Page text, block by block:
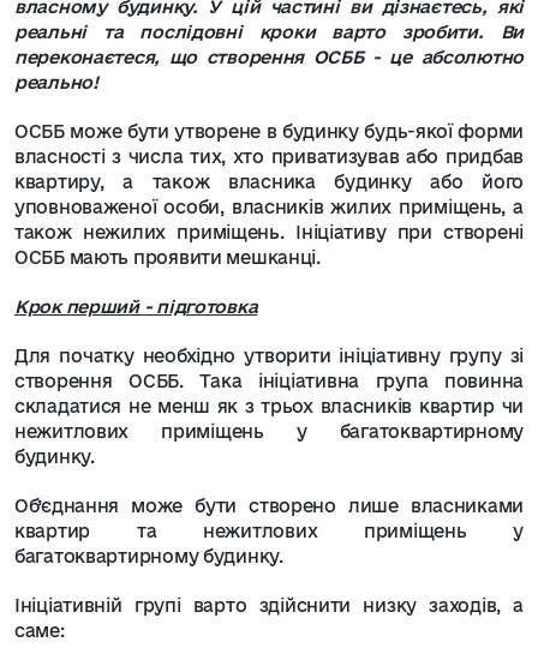
власному будинку. У цій частині ви дізнаєтесь, які
реальні та послідовні кроки варто зробити. Ви
переконаєтеся, що створення ОСББ - це абсолютно
реально!
ОСББ може бути утворене в будинку будь-якої форми
власності з числа тих, хто приватизував або придбав
квартиру, а також власника будинку або його
уповноваженої особи, власників жилих приміщень, а
також нежилих приміщень. Ініціативу при створені
ОСББ мають проявити мешканці.
Крок перший - підготовка
Для початку необхідно утворити ініціативну групу зі
створення ОСББ. Така ініціативна група повинна
складатися не менш як з трьох власників квартир чи
нежитлових приміщень у багатоквартирному
будинку.
Об’єднання може бути створено лише власниками
квартир та нежитлових приміщень у
багатоквартирному будинку.
Ініціативній групі варто здійснити низку заходів, а
саме: